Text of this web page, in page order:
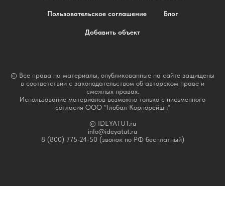
Пользовательское соглашение Блог
Добавить объект
© Все права на материалы, опубликованные на сайте защищены
в соответствии с законодательством об авторском праве и
смежных правах.
Использование материалов возможно только с письменного
согласия ООО "Глобал Корпорейшн"
© IDEYATUT.ru
info@ideyatut.ru
8 (800) 775-24-50 (звонок по РФ бесплатный)